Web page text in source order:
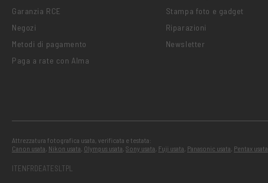
Garanzia RCE
Negozi
Metodi di pagamento
Paga a rate con Alma
Stampa foto e gadget
Riparazioni
Newsletter
Attrezzatura fotografica usata, verificata e testata:
Canon usata, Nikon usata, Olympus usata, Sony usata, Fuji usata, Panasonic usata, Pentax usata
ITENFRDEATESLTPL